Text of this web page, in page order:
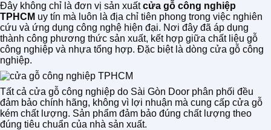
Đây không chỉ là đơn vị sản xuấtcửa gỗ công nghiệp
TPHCM uy tín mà luôn là địa chỉ tiên phong trong việc nghiên
cứu và ứng dụng công nghệ hiện đại. Nơi đây đã áp dụng
thành công phương thức sản xuất, kết hợp giữa chất liệu gỗ
công nghiệp và nhựa tổng hợp. Đặc biệt là dòng cửa gỗ công
nghiệp.
Tất cả cửa gỗ công nghiệp do Sài Gòn Door phân phối đều
đảm bảo chính hãng, không vì lợi nhuận mà cung cấp cửa gỗ
kém chất lượng. Sản phẩm đảm bảo đúng chất lượng theo
đúng tiêu chuẩn của nhà sản xuất.